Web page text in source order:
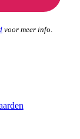
voor meer info.